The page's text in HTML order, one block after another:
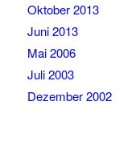
Oktober 2013
Juni 2013
Mai 2006
Juli 2003
Dezember 2002